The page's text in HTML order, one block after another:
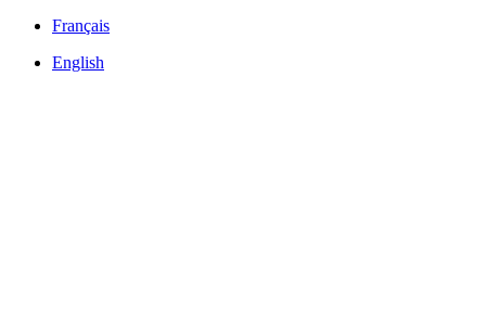
Français
English